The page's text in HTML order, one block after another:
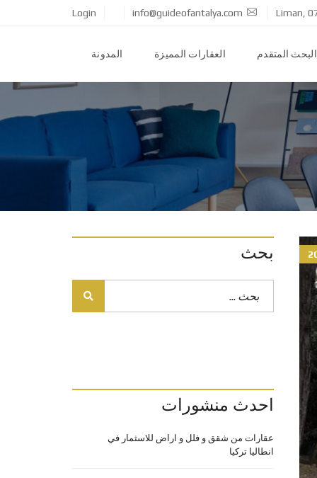
Liman,
info@guideofantalya.com
Login
البحث المتقدم العقارات المميزة المدونة
بحث
احدث منشورات
عقارات من شقق و فلل و اراض للاسثمار في
انطاليا تركيا